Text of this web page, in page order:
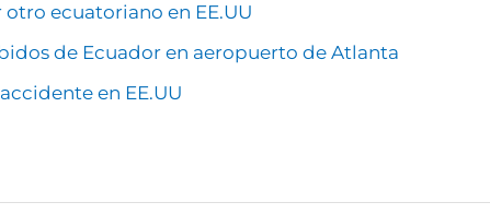
ecuatoriano en EE.UU
de Ecuador en aeropuerto de Atlanta
en EE.UU